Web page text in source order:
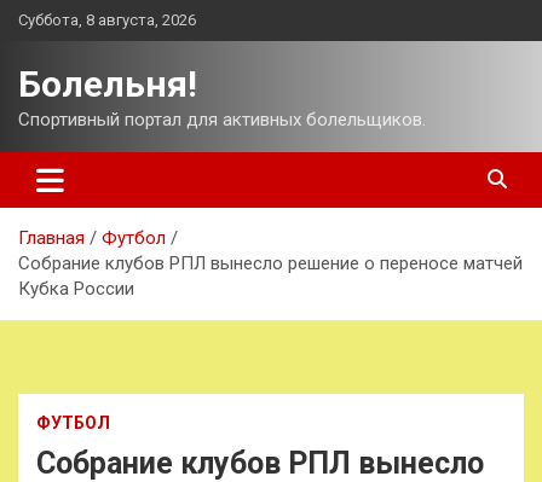
Перейти
Суббота, 8 августа, 2026
Болельня!
Спортивный портал для активных болельщиков.
Главная
Футбол
Собрание клубов РПЛ вынесло решение о переносе матчей
Кубка России
ФУТБОЛ
Собрание клубов РПЛ вынесло